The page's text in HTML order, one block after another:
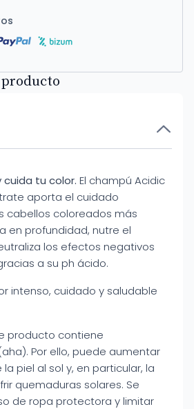
cuida tu color. El champú Acidic
aporta el cuidado
cabellos coloreados más
en profundidad, nutre el
los efectos negativos
a su ph ácido.
intenso, cuidado y saludable
producto contiene
Por ello, puede aumentar
piel al sol y, en particular, la
quemaduras solares. Se
de ropa protectora y limitar